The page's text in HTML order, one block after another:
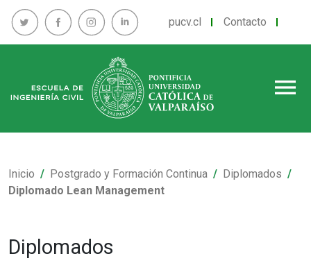
pucv.cl Contacto
menu
Inicio Postgrado y Formación Continua
Diplomados
Diplomado Lean Management
Diplomados